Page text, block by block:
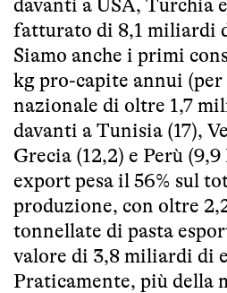
davanti a USA, Turchia
fatturato di 8,1 miliardi
Siamo anche i primi
kg pro-capite annui
nazionale di oltre 1,7
davanti a Tunisia (17),
Grecia (12,2) e Perù
export pesa il 56% sul
produzione, con oltre
tonnellate di pasta
valore di 3,8 miliardi di
Praticamente, più della